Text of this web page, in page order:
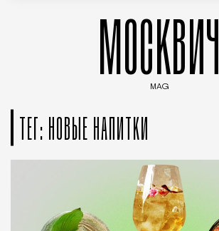
МОСКВИЧ
MAG
ТЕГ: НОВЫЕ НАПИТКИ